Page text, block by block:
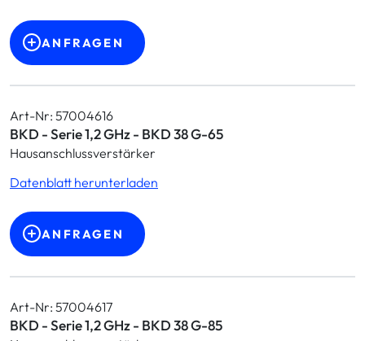
ANFRAGEN
Art-Nr: 57004616
BKD - Serie 1,2 GHz - BKD 38 G-65
Hausanschlussverstärker
Datenblatt herunterladen
ANFRAGEN
Art-Nr: 57004617
BKD - Serie 1,2 GHz - BKD 38 G-85